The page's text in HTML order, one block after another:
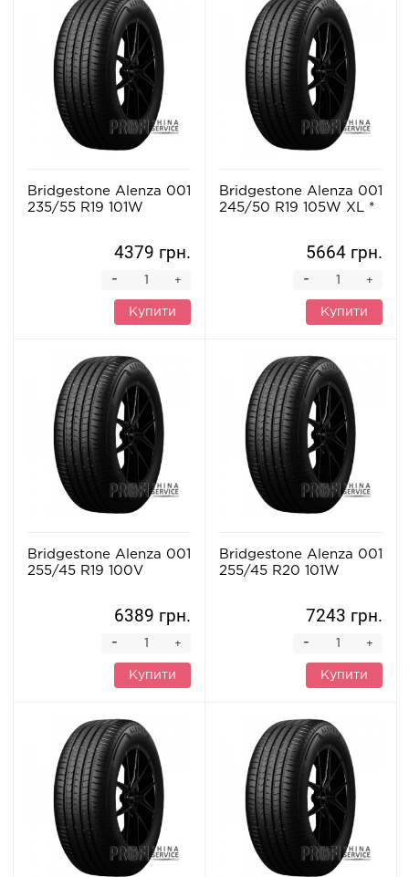
Bridgestone Alenza 001
235/55 R19 101W
4379 грн.
+
-
Купити
Bridgestone Alenza 001
245/50 R19 105W XL *
5664 грн.
+
-
Купити
Bridgestone Alenza 001
255/45 R19 100V
6389 грн.
+
-
Купити
Bridgestone Alenza 001
255/45 R20 101W
7243 грн.
+
-
Купити